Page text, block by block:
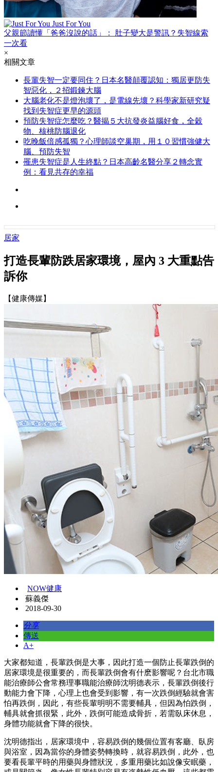
Just For You
父親節讀懂「爸爸沒說的話」： 肚子變大是警訊？失智線索
一次看
×
相關文章
長輩失智一定要同住？日本名醫顛覆認知：獨居更防失
智惡化，２招鍛鍊大腦
大腦老化不是燈泡壞了，是電線先壞？科學家新研究疑
找到失智症更早的源頭
預防失智症怎麼吃？醫揭５大抗發炎益腦好食，全穀
物、核桃防腦退化
吃晚飯倍感孤獨？心理師談空巢期，用１０習慣強健大
腦、預防失智
罹患失智症是人生終點？日本高齡名醫分享２轉念實
例：看見共存的幸福
居家
打造長輩防跌居家環境，屋內 3 大重點告
訴你
【健康傳媒】
NOW健康
蘇義傑
2018-09-30
分享
傳送
A+
大家都知道，長輩跌倒是大事，因此打造一個防止長輩跌倒的
居家環境是很重要的，而長輩跌倒會有什麽影響呢？台北市職
能治療師公會常務理事職能治療師沈明德表示，長輩跌倒後行
動能力會下降，心理上也會受到影響，有一次跌倒經驗就會害
怕再跌倒，因此，有些長輩明明不需要輔具，但因為怕跌倒，
輔具就會抓很緊，此外，跌倒可能造成骨折，若需臥床休息，
身體功能就會下降的很快。
沈明德指出，居家環境中，容易跌倒的幾個位置有客廳、臥房
與浴室，因為當你的身體姿勢轉換時，就容易跌倒，此外，也
要看長輩平時的用藥與身體狀況，多重用藥比如說像安眠藥，